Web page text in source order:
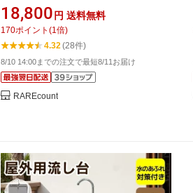
A120[約幅120x奥行45x高さ80cm]
18,800 円 送料無料
170ポイント (1倍)
4.32(28件)
8/10 14:00までの注文で最短8/11お届け
RAREcount